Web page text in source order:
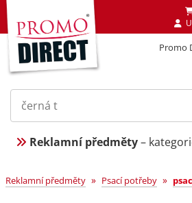
Promo
Reklamní předměty–
Reklamní předměty » Psací potřeby »